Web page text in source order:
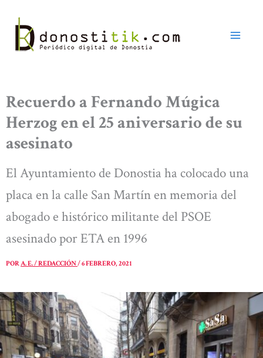
contenido
Recuerdo a Fernando Múgica
Herzog en el 25 aniversario de su
asesinato
El Ayuntamiento de Donostia ha colocado una
placa en la calle San Martín en memoria del
abogado e histórico militante del PSOE
asesinado por ETA en 1996
PORA. E. / REDACCIÓN/6 FEBRERO, 2021